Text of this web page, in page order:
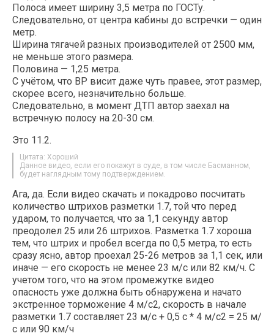
Полоса имеет ширину 3,5 метра по ГОСТу.
Следовательно, от центра кабины до встречки — один
метр.
Ширина тягачей разных производителей от 2500 мм,
не меньше этого размера.
Половина — 1,25 метра.
С учётом, что ВР висит даже чуть правее, этот размер,
скорее всего, незначительно больше.
Следовательно, в момент ДТП автор заехал на
встречную полосу на 20-30 см.
Это 11.2.
Цитата: Хороший
Данное видео, если его покажут в суде, в том числе Басманном,
будет наглядным тому подтверждением.
Ага, да. Если видео скачать и покадрово посчитать
количество штрихов разметки 1.7, той что перед
ударом, то получается, что за 1,1 секунду автор
преодолел 25 или 26 штрихов. Разметка 1.7 хороша
тем, что штрих и пробел всегда по 0,5 метра, то есть
сразу ясно, автор проехал 25-26 метров за 1,1 сек, или
иначе — его скорость не менее 23 м/с или 82 км/ч. С
учетом того, что на этом промежутке видео
опасность уже должна быть обнаружена и начато
экстренное торможение 4 м/с2, скорость в начале
разметки 1.7 составляет 23 м/с + 0,5 с * 4 м/с2 = 25 м/
с или 90 км/ч